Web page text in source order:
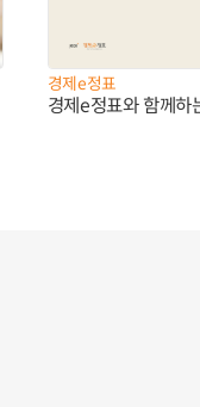
경제e정표
경제e정표와 함께하